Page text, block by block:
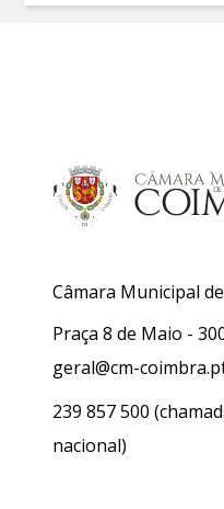
Câmara Municipal
Praça 8 de Maio -
geral@cm-
239 857 500
nacional)